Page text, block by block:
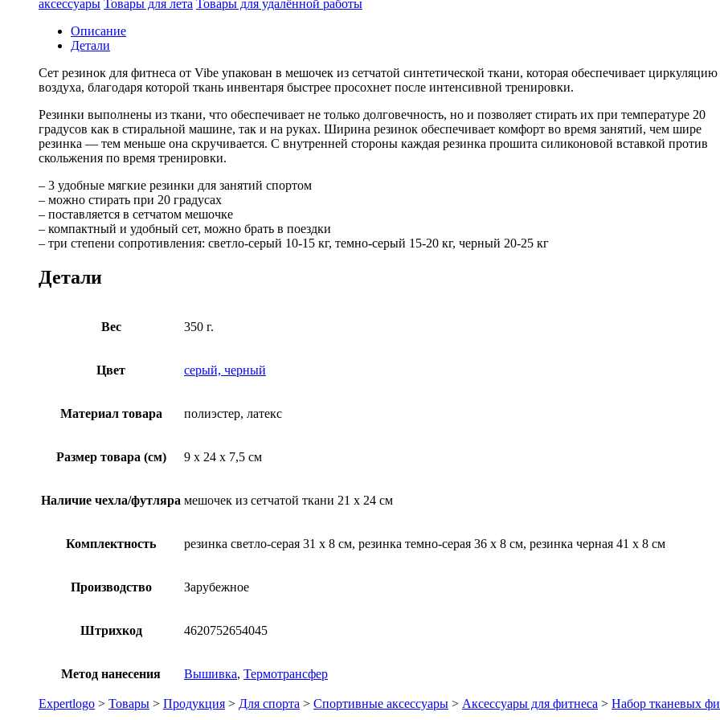
аксессуары Товары для лета Товары для удалённой работы
Описание
Детали
Сет резинок для фитнеса от Vibe упакован в мешочек из сетчатой синтетической ткани, которая обеспечивает циркуляцию
воздуха, благодаря которой ткань инвентаря быстрее просохнет после интенсивной тренировки.
Резинки выполнены из ткани, что обеспечивает не только долговечность, но и позволяет стирать их при температуре 20
градусов как в стиральной машине, так и на руках. Ширина резинок обеспечивает комфорт во время занятий, чем шире
резинка — тем меньше она скручивается. С внутренней стороны каждая резинка прошита силиконовой вставкой против
скольжения по время тренировки.
– 3 удобные мягкие резинки для занятий спортом
– можно стирать при 20 градусах
– поставляется в сетчатом мешочке
– компактный и удобный сет, можно брать в поездки
– три степени сопротивления: светло-серый 10-15 кг, темно-серый 15-20 кг, черный 20-25 кг
Детали
Вес 350 г.
Цвет серый, черный
Материал товара полиэстер, латекс
Размер товара (см) 9 х 24 х 7,5 см
Наличие чехла/футляра мешочек из сетчатой ткани 21 х 24 см
Комплектность резинка светло-серая 31 х 8 см, резинка темно-серая 36 х 8 см, резинка черная 41 х 8 см
Производство Зарубежное
Штрихкод 4620752654045
Метод нанесения Вышивка, Термотрансфер
Expertlogo > Товары > Продукция > Для спорта > Спортивные аксессуары > Аксессуары для фитнеса > Набор тканевых